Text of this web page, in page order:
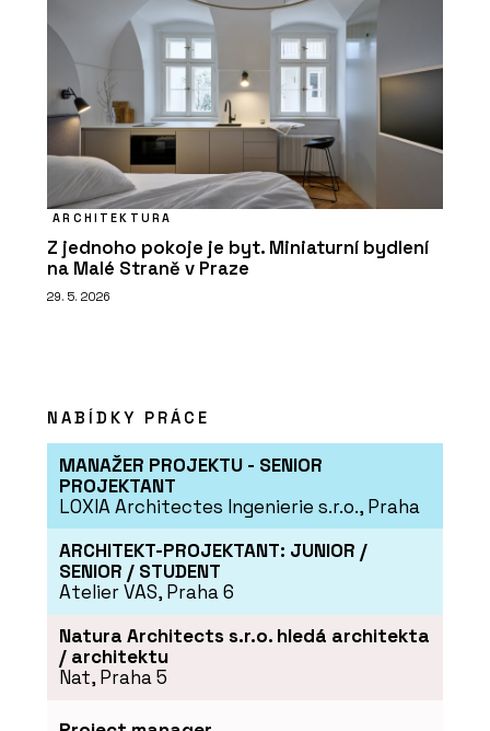
ARCHITEKTURA
Z jednoho pokoje je byt. Miniaturní bydlení
na Malé Straně v Praze
29. 5. 2026
NABÍDKY PRÁCE
MANAŽER PROJEKTU - SENIOR
PROJEKTANT
LOXIA Architectes Ingenierie s.r.o., Praha
ARCHITEKT-PROJEKTANT: JUNIOR /
SENIOR / STUDENT
Atelier VAS, Praha 6
Natura Architects s.r.o. hledá architekta
/ architektu
Nat, Praha 5